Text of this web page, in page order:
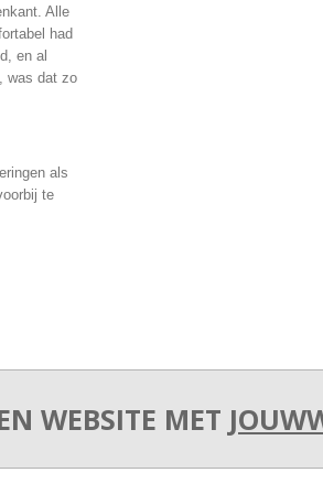
Alle
had
en al
was dat zo
als
te
WEBSITE MET